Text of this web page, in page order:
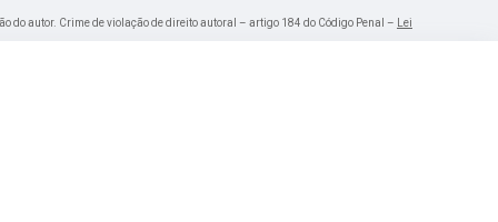
do autor. Crime de violação de direito autoral – artigo 184 do Código Penal – Lei